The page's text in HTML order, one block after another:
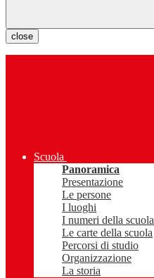
close
Scuola
Panoramica
Presentazione
Le persone
I luoghi
I numeri della scuola
Le carte della scuola
Percorsi di studio
Organizzazione
La storia